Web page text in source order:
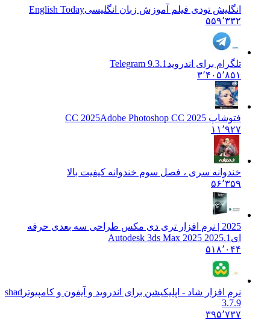
انگلیش تودی فیلم آموزش زبان انگليسیEnglish Today
۵۵۹٬۳۳۲
تلگرام برای اندروید Telegram 9.3.1
۳٬۴۰۵٬۸۵۱
فتوشاپ CC 2025 Adobe Photoshop CC 2025
۱۱٬۹۲۷
خندوانه سری ، فصل سوم خندوانه کیفیت بالا
۵۶٬۳۵۹
2025 | نرم افزار تری دی مکس طراحی سه بعدی حرفه
ای Autodesk 3ds Max 2025 2025.1
۵۱۸٬۰۴۴
نرم افزار شاد - اپلیکیشن برای اندروید و آیفون و کامپیوتر shad
3.7.9
۳۹۵٬۷۳۷